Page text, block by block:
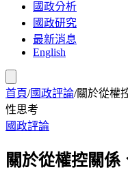
國政分析
國政研究
最新消息
English
首頁/國政評論/關於從權
性思考
國政評論
關於從權控關係